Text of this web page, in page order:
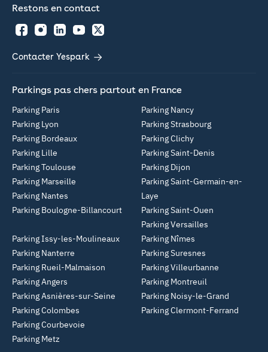
Restons en contact
FacebookInstagramLinkedInYouTubeTwitter
Contacter Yespark
Parkings pas chers partout en France
Parking Paris
Parking Lyon
Parking Bordeaux
Parking Lille
Parking Toulouse
Parking Marseille
Parking Nantes
Parking Boulogne-Billancourt
Parking Nancy
Parking Strasbourg
Parking Clichy
Parking Saint-Denis
Parking Dijon
Parking Saint-Germain-en-
Laye
Parking Saint-Ouen
Parking Versailles
Parking Issy-les-Moulineaux
Parking Nanterre
Parking Rueil-Malmaison
Parking Angers
Parking Asnières-sur-Seine
Parking Colombes
Parking Courbevoie
Parking Metz
Parking Nîmes
Parking Suresnes
Parking Villeurbanne
Parking Montreuil
Parking Noisy-le-Grand
Parking Clermont-Ferrand